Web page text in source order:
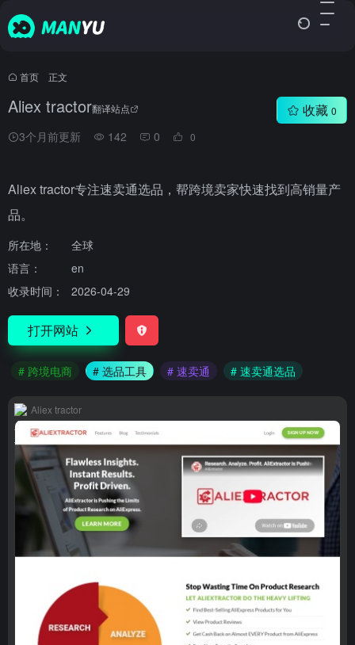
首页 正文
Aliex tractor翻译站点
3个月前更新 142 0 0
收藏 0
Aliex tractor专注速卖通选品，帮跨境卖家快速找到高销量产
品。
所在地：
全球
语言：
en
收录时间：
2026-04-29
打开网站
# 跨境电商 # 选品工具 # 速卖通 # 速卖通选品
Aliex tractor